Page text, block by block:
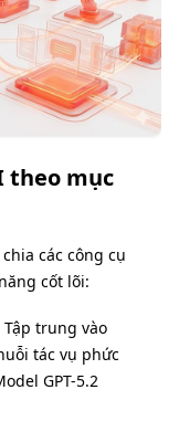
theo mục
các công cụ
cốt lõi:
trung vào
tác vụ phức
GPT-5.2